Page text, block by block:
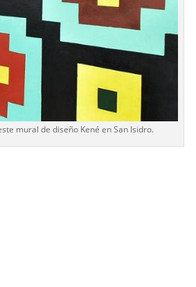
mural de diseño Kené en San Isidro.